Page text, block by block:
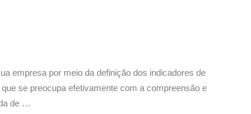
empresa por meio da definição dos indicadores de
se preocupa efetivamente com a compreensão e
de …